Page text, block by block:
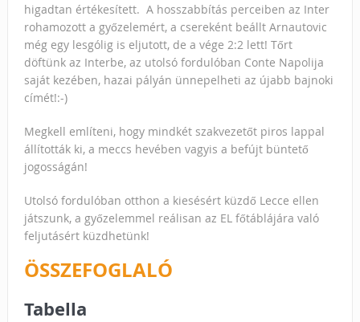
higadtan értékesített. A hosszabbítás perceiben az Inter
rohamozott a győzelemért, a csereként beállt Arnautovic
még egy lesgólig is eljutott, de a vége 2:2 lett! Tőrt
döftünk az Interbe, az utolsó fordulóban Conte Napolija
saját kezében, hazai pályán ünnepelheti az újabb bajnoki
címét!:-)
Megkell említeni, hogy mindkét szakvezetőt piros lappal
állították ki, a meccs hevében vagyis a befújt büntető
jogosságán!
Utolsó fordulóban otthon a kiesésért küzdő Lecce ellen
játszunk, a győzelemmel reálisan az EL főtáblájára való
feljutásért küzdhetünk!
ÖSSZEFOGLALÓ
Tabella